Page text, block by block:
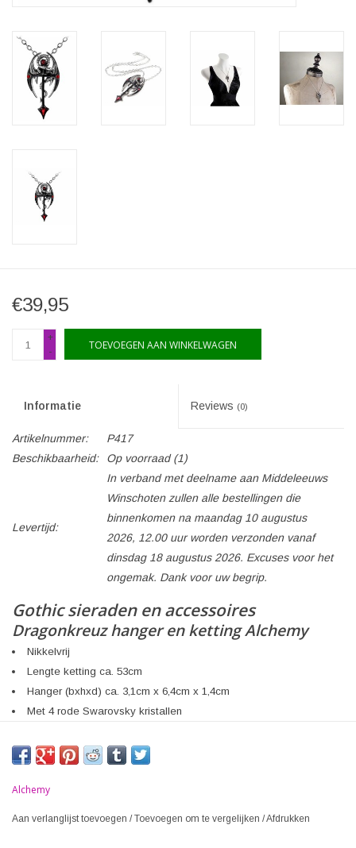
€39,95
+
-
TOEVOEGEN AAN WINKELWAGEN
Informatie Reviews (0)
Artikelnummer:
P417
Beschikbaarheid:
Op voorraad(1)
Levertijd:
In verband met deelname aan Middeleeuws
Winschoten zullen alle bestellingen die
binnenkomen na maandag 10 augustus
2026, 12.00 uur worden verzonden vanaf
dinsdag 18 augustus 2026. Excuses voor het
ongemak. Dank voor uw begrip.
Gothic sieraden en accessoires
Dragonkreuz hanger en ketting Alchemy
Nikkelvrij
Lengte ketting ca. 53cm
Hanger (bxhxd) ca. 3,1cm x 6,4cm x 1,4cm
Met 4 rode Swarovsky kristallen
Alchemy
Aan verlanglijst toevoegen /Toevoegen om te vergelijken /Afdrukken